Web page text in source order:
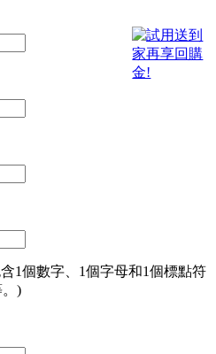
1個數字、1個字母和1個標點符
)